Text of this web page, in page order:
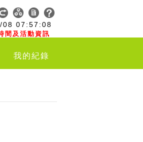
08 07:57:09
間及活動資訊
我的紀錄